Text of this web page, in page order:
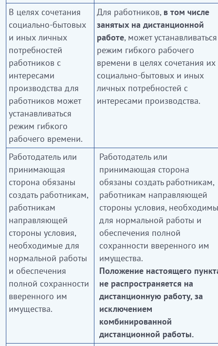
В целях сочетания
социально-бытовых
и иных личных
потребностей
работников с
интересами
производства для
работников может
устанавливаться
режим гибкого
рабочего времени.
Для работников, в том числе
занятых на дистанционной
работе, может устанавливаться
режим гибкого рабочего
времени в целях сочетания их
социально-бытовых и иных
личных потребностей с
интересами производства.
Работодатель или
принимающая
сторона обязаны
создать работникам,
работникам
направляющей
стороны условия,
необходимые для
нормальной работы
и обеспечения
полной сохранности
вверенного им
имущества.
Работодатель или
принимающая сторона
обязаны создать работникам,
работникам направляющей
стороны условия,
для нормальной работы и
обеспечения полной
сохранности вверенного им
имущества.
Положение настоящего
не распространяется на
дистанционную работу, за
исключением
комбинированной
дистанционной работы.